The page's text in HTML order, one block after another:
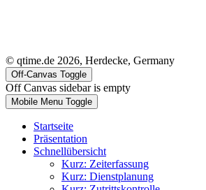
© qtime.de 2026, Herdecke, Germany
Off-Canvas Toggle
Off Canvas sidebar is empty
Mobile Menu Toggle
Startseite
Präsentation
Schnellübersicht
Kurz: Zeiterfassung
Kurz: Dienstplanung